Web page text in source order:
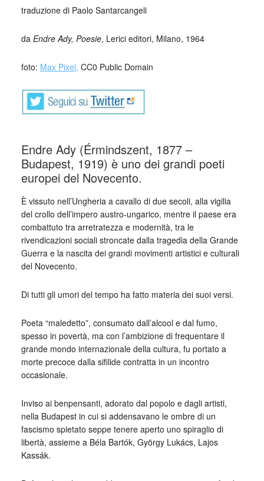
traduzione di Paolo Santarcangeli
da Endre Ady, Poesie, Lerici editori, Milano, 1964
foto: Max Pixel, CC0 Public Domain
Endre Ady (Érmindszent, 1877 –
Budapest, 1919) è uno dei grandi poeti
europei del Novecento.
È vissuto nell’Ungheria a cavallo di due secoli, alla vigilia
del crollo dell’impero austro-ungarico, mentre il paese era
combattuto tra arretratezza e modernità, tra le
rivendicazioni sociali stroncate dalla tragedia della Grande
Guerra e la nascita dei grandi movimenti artistici e culturali
del Novecento.
Di tutti gli umori del tempo ha fatto materia dei suoi versi.
Poeta “maledetto”, consumato dall’alcool e dal fumo,
spesso in povertà, ma con l’ambizione di frequentare il
grande mondo internazionale della cultura, fu portato a
morte precoce dalla sifilide contratta in un incontro
occasionale.
Inviso ai benpensanti, adorato dal popolo e dagli artisti,
nella Budapest in cui si addensavano le ombre di un
fascismo spietato seppe tenere aperto uno spiraglio di
libertà, assieme a Béla Bartók, György Lukács, Lajos
Kassák.